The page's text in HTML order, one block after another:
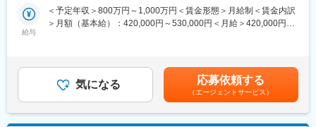
タレントブック・ストーリー (talentbook）
https://www.talent-book.jp/yokogawa
は、本部内の他部門、海外関係会社なども含めた幅広いグローバ
ルなキャリア展開が可能です。
当社は制御分野におけるグローバルカンパニーで関係会社が国内
行っていただきます。
その後、現財務部長の帰任のタイミングで、北米現地法人（ケン
■当社の強み：
自動車内装部品の独立系サプライヤーとして、60年以上の歴史を
給与
＜予定年収＞800万円～1,000万円＜賃金形態＞月給制＜賃金内訳
＞月額（基本給）：420,000円～530,000円＜月給＞420,000円～
施■賞与：年2回（7月・12月）賃金はあくまでも目安の金額であ
り、選考を通じて上下する可能性があります。月給(月額)は固定手
当を含めた表記です。
気になる 応募依頼する
（エージェントサービス）